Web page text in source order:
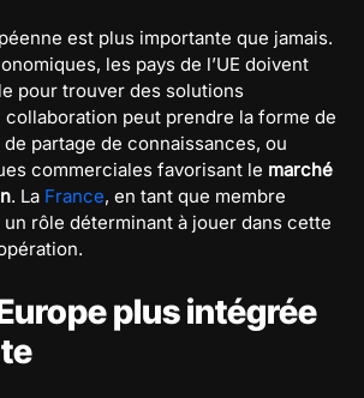
est plus importante que jamais.
les pays de l’UE doivent
pour trouver des solutions
peut prendre la forme de
partage de connaissances, ou
commerciales favorisant le marché
. La France, en tant que membre
un rôle déterminant à jouer dans cette
plus intégrée